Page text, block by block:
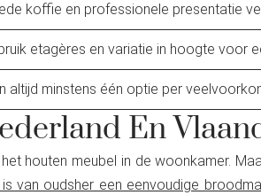
koffie en professionele presentatie
etagères en variatie in hoogte voor
altijd minstens één optie per
En
houten meubel in de woonkamer.
van oudsher een eenvoudige